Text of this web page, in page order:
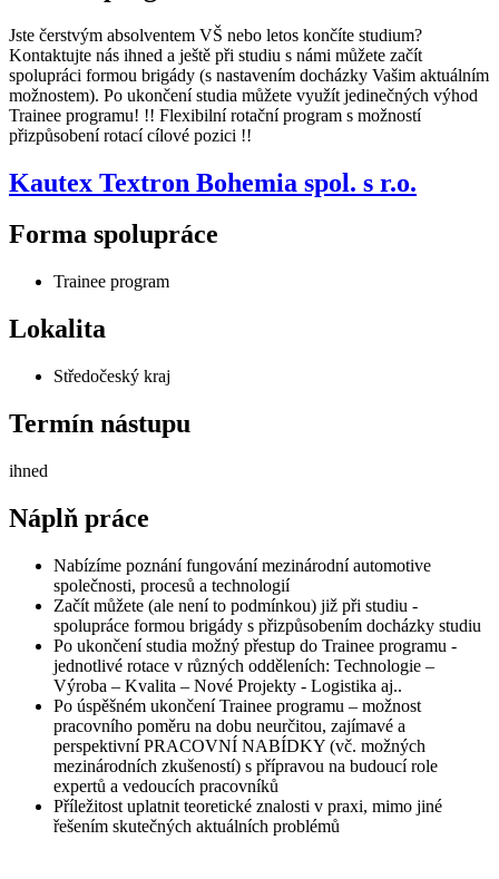
Jste čerstvým absolventem VŠ nebo letos končíte studium?
Kontaktujte nás ihned a ještě při studiu s námi můžete začít
spolupráci formou brigády (s nastavením docházky Vašim aktuálním
možnostem). Po ukončení studia můžete využít jedinečných výhod
Trainee programu! !! Flexibilní rotační program s možností
přizpůsobení rotací cílové pozici !!
Kautex Textron Bohemia spol. s r.o.
Forma spolupráce
Trainee program
Lokalita
Středočeský kraj
Termín nástupu
ihned
Náplň práce
Nabízíme poznání fungování mezinárodní automotive
společnosti, procesů a technologií
Začít můžete (ale není to podmínkou) již při studiu -
spolupráce formou brigády s přizpůsobením docházky studiu
Po ukončení studia možný přestup do Trainee programu -
jednotlivé rotace v různých odděleních: Technologie –
Výroba – Kvalita – Nové Projekty - Logistika aj..
Po úspěšném ukončení Trainee programu – možnost
pracovního poměru na dobu neurčitou, zajímavé a
perspektivní PRACOVNÍ NABÍDKY (vč. možných
mezinárodních zkušeností) s přípravou na budoucí role
expertů a vedoucích pracovníků
Příležitost uplatnit teoretické znalosti v praxi, mimo jiné
řešením skutečných aktuálních problémů